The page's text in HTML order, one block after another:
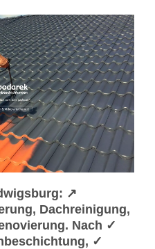
↗️
Dachreinigung,
Nach ✓
✓